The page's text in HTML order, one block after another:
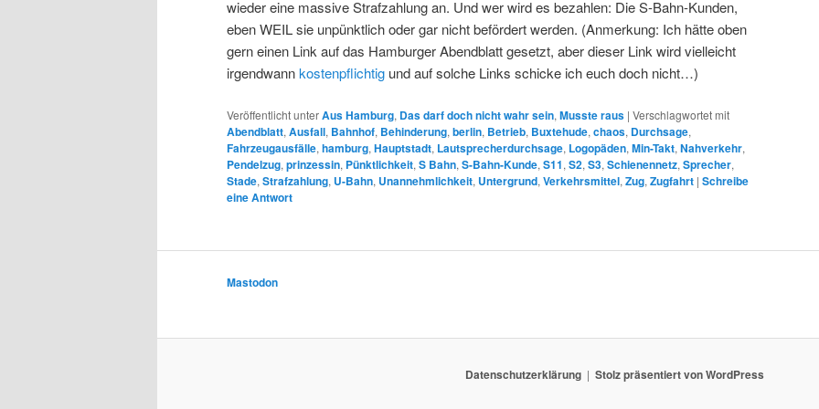
wieder eine massive Strafzahlung an. Und wer wird es bezahlen: Die S-Bahn-Kunden,
eben WEIL sie unpünktlich oder gar nicht befördert werden. (Anmerkung: Ich hätte oben
gern einen Link auf das Hamburger Abendblatt gesetzt, aber dieser Link wird vielleicht
irgendwannkostenpflichtig und auf solche Links schicke ich euch doch nicht…)
Veröffentlicht unterAus Hamburg, Das darf doch nicht wahr sein, Musste raus | Verschlagwortet mit
Abendblatt, Ausfall, Bahnhof, Behinderung, berlin, Betrieb, Buxtehude, chaos, Durchsage,
Fahrzeugausfälle, hamburg, Hauptstadt, Lautsprecherdurchsage, Logopäden, Min-Takt, Nahverkehr,
Pendelzug, prinzessin, Pünktlichkeit, S Bahn, S-Bahn-Kunde, S11, S2, S3, Schienennetz, Sprecher,
Stade, Strafzahlung, U-Bahn, Unannehmlichkeit, Untergrund, Verkehrsmittel, Zug, Zugfahrt | Schreibe
eine Antwort
Mastodon
Datenschutzerklärung Stolz präsentiert von WordPress